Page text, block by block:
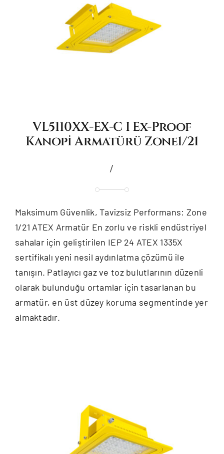
VL5110XX-EX-C I Ex-Proof
Kanopi Armatürü Zone1/21
/
Maksimum Güvenlik, Tavizsiz Performans: Zone
1/21 ATEX Armatür En zorlu ve riskli endüstriyel
sahalar için geliştirilen IEP 24 ATEX 1335X
sertifikalı yeni nesil aydınlatma çözümü ile
tanışın. Patlayıcı gaz ve toz bulutlarının düzenli
olarak bulunduğu ortamlar için tasarlanan bu
armatür, en üst düzey koruma segmentinde yer
almaktadır.